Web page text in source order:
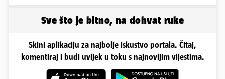
Sve što je bitno, na dohvat ruke
Skini aplikaciju za najbolje iskustvo portala. Čitaj,
komentiraj i budi uvijek u toku s najnovijim vijestima.